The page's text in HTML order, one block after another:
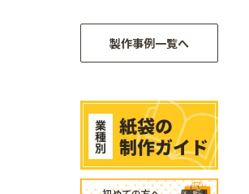
製作事例一覧へ